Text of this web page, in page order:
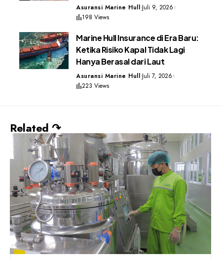
Asuransi Marine Hull Juli 9, 2026
198 Views
Marine Hull Insurance di Era Baru:
Ketika Risiko Kapal Tidak Lagi
Hanya Berasal dari Laut
Asuransi Marine Hull Juli 7, 2026
223 Views
Related ↷